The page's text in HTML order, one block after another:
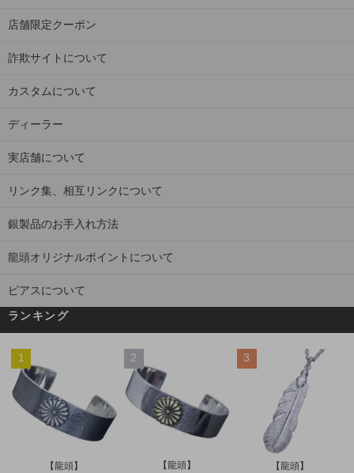
店舗限定クーポン
詐欺サイトについて
カスタムについて
ディーラー
実店舗について
リンク集、相互リンクについて
銀製品のお手入れ方法
龍頭オリジナルポイントについて
ピアスについて
ランキング
1
【龍頭】
2
【龍頭】
3
【龍頭】